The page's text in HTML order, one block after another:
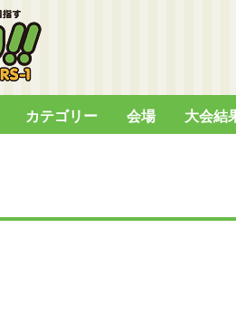
カテゴリー 会場 大会結